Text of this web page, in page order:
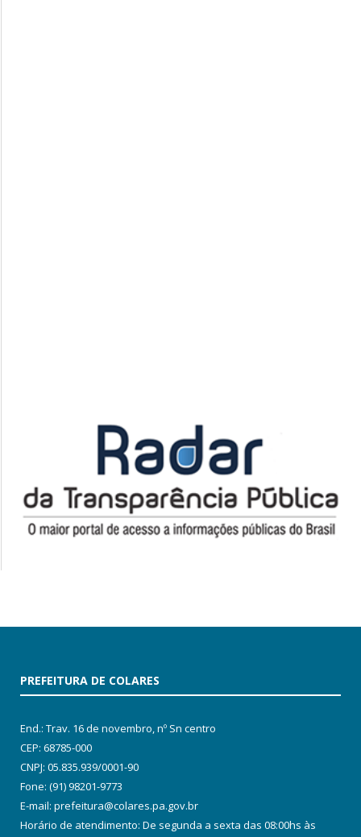
PREFEITURA DE COLARES
End.: Trav. 16 de novembro, nº Sn centro
CEP: 68785-000
CNPJ: 05.835.939/0001-90
Fone: (91) 98201-9773
E-mail: prefeitura@colares.pa.gov.br
Horário de atendimento: De segunda a sexta das 08:00hs às